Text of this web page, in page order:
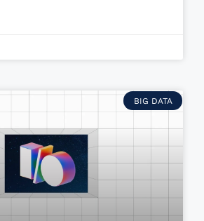
BIG DATA